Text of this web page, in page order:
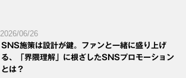
2026/06/26
SNS施策は設計が鍵。ファンと一緒に盛り上げ
る、「界隈理解」に根ざしたSNSプロモーション
とは？